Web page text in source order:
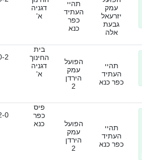
עמק
יזרעאל
גבעת
אלה
תהיי
העתיד
כפר
כנא
דגניה
א'
תהיי
העתיד
כפר כנא
הפועל
עמק
הירדן
2
בית
החינוך
דגניה
א'
2
תהיי
העתיד
כפר כנא
הפועל
עמק
הירדן
2
פיס
כפר
כנא
0